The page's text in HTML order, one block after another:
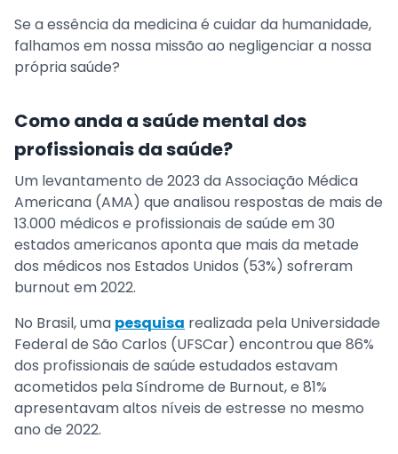
Se a essência da medicina é cuidar da humanidade,
falhamos em nossa missão ao negligenciar a nossa
própria saúde?
Como anda a saúde mental dos
profissionais da saúde?
Um levantamento de 2023 da Associação Médica
Americana (AMA) que analisou respostas de mais de
13.000 médicos e profissionais de saúde em 30
estados americanos aponta que mais da metade
dos médicos nos Estados Unidos (53%) sofreram
burnout em 2022.
No Brasil, uma pesquisa realizada pela Universidade
Federal de São Carlos (UFSCar) encontrou que 86%
dos profissionais de saúde estudados estavam
acometidos pela Síndrome de Burnout, e 81%
apresentavam altos níveis de estresse no mesmo
ano de 2022.